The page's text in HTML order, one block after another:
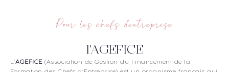
Pour les chefs d'entreprise
l'AGEFICE
L’AGEFICE(Association de Gestion du Financement de la